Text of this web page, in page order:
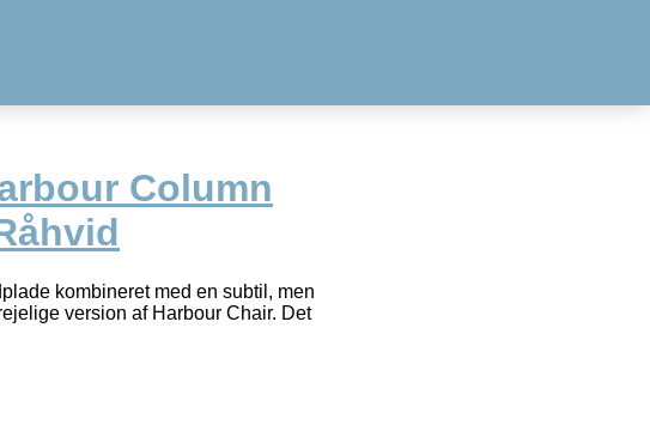
Column
kombineret med en subtil, men
version af Harbour Chair. Det